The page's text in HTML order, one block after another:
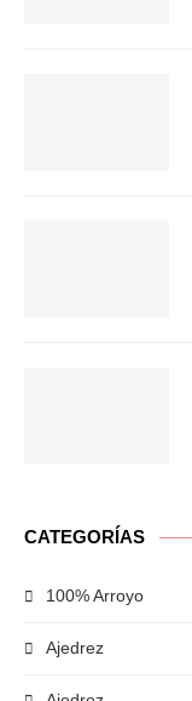
CATEGORÍAS
100% Arroyo
Ajedrez